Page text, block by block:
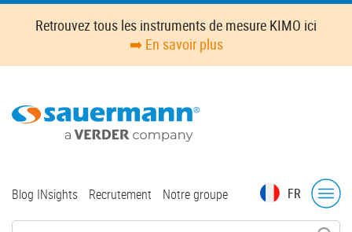
Skip
content
Retrouvez tous les instruments de mesure KIMO ici
➡️ En savoir plus
FR
Top
Blog INsights Recrutement Notre groupe